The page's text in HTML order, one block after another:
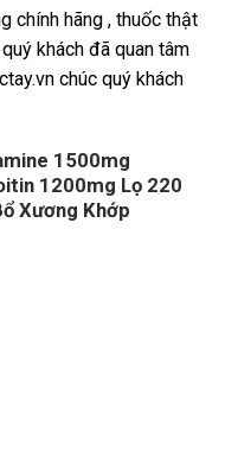
chính hãng , thuốc thật
khách đã quan tâm
chúc quý khách
1500mg
1200mg Lọ 220
Xương Khớp